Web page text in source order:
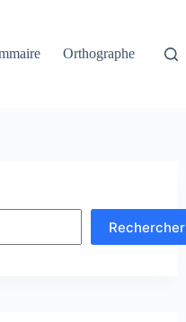
Orthographe
Rechercher